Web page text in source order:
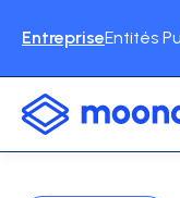
EntrepriseEntités